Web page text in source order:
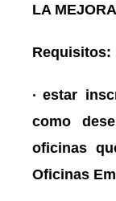
LA
Requisitos:
•estar
como
oficinas
Oficinas